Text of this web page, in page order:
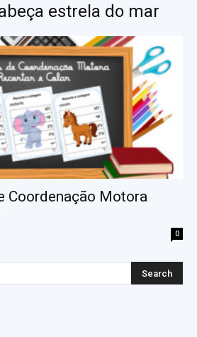
estrela do mar
Coordenação Motora
0